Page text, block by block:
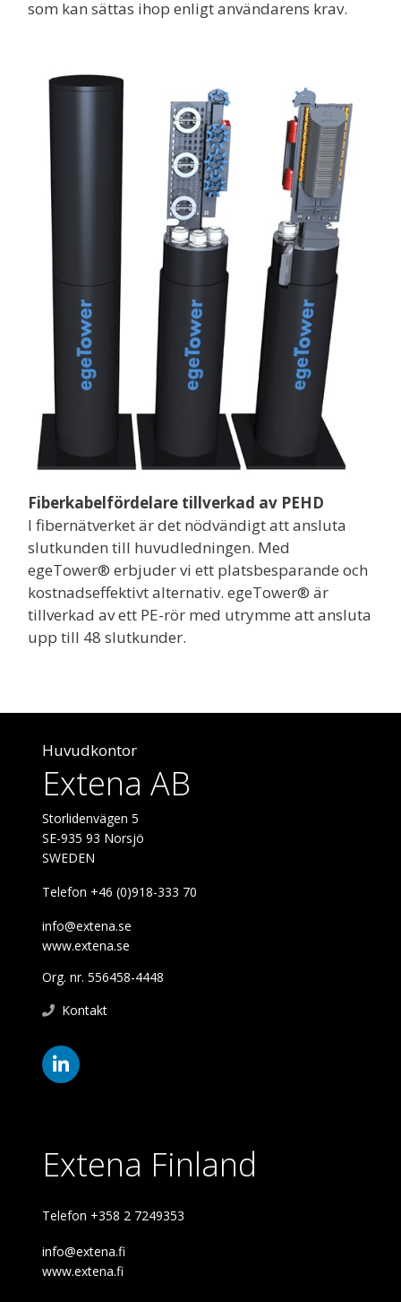
som kan sättas ihop enligt användarens krav.
Fiberkabelfördelare tillverkad av PEHD
I fibernätverket är det nödvändigt att ansluta
slutkunden till huvudledningen. Med
egeTower® erbjuder vi ett platsbesparande och
kostnadseffektivt alternativ. egeTower® är
tillverkad av ett PE-rör med utrymme att ansluta
upp till 48 slutkunder.
Huvudkontor
Extena AB
Storlidenvägen 5
SE-935 93 Norsjö
SWEDEN
Telefon +46 (0)918-333 70
info@extena.se
www.extena.se
Org. nr. 556458-4448
Kontakt
Extena Finland
Telefon +358 2 7249353
info@extena.fi
www.extena.fi